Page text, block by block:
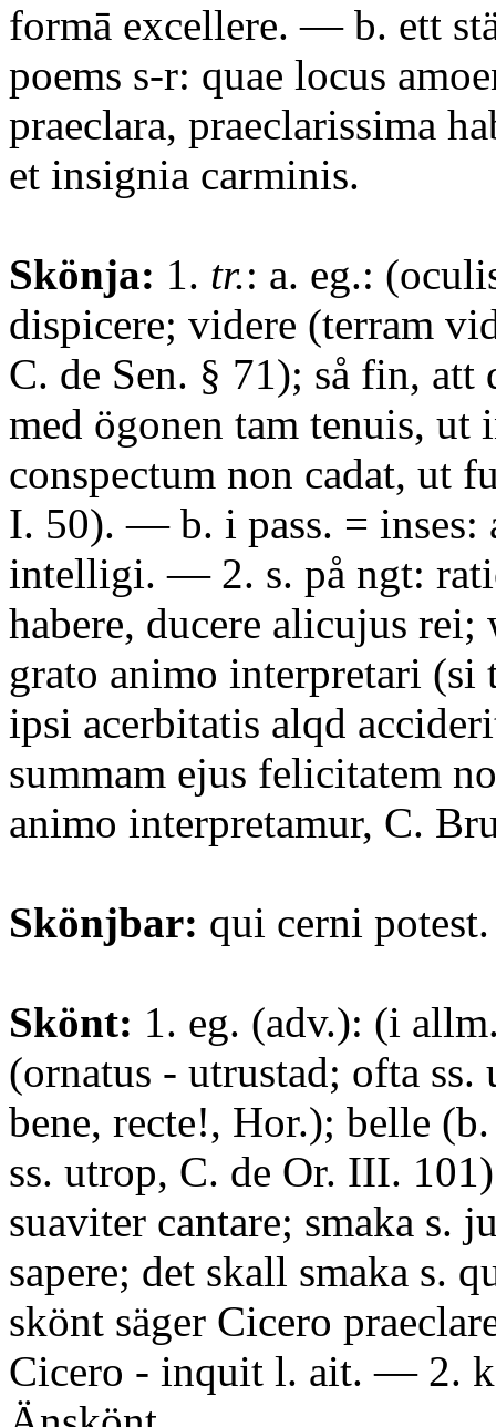
formā excellere. — b. ett
poems s-r: quae locus
praeclara, praeclarissima
et insignia carminis.
Skönja: 1. tr.: a. eg.:
dispicere; videre (terram
C. de Sen. § 71); så fin, att
med ögonen tam tenuis, ut
conspectum non cadat, ut
I. 50). — b. i pass. = inses:
intelligi. — 2. s. på ngt:
habere, ducere alicujus rei;
grato animo interpretari (si
ipsi acerbitatis alqd
summam ejus felicitatem
animo interpretamur, C.
Skönjbar: qui cerni potest.
Skönt: 1. eg. (adv.): (i
(ornatus - utrustad; ofta
bene, recte!, Hor.); belle
ss. utrop, C. de Or. III.
suaviter cantare; smaka s.
sapere; det skall smaka s.
skönt säger Cicero
Cicero - inquit l. ait. — 2.